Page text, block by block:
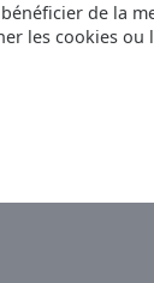
de la
les cookies ou